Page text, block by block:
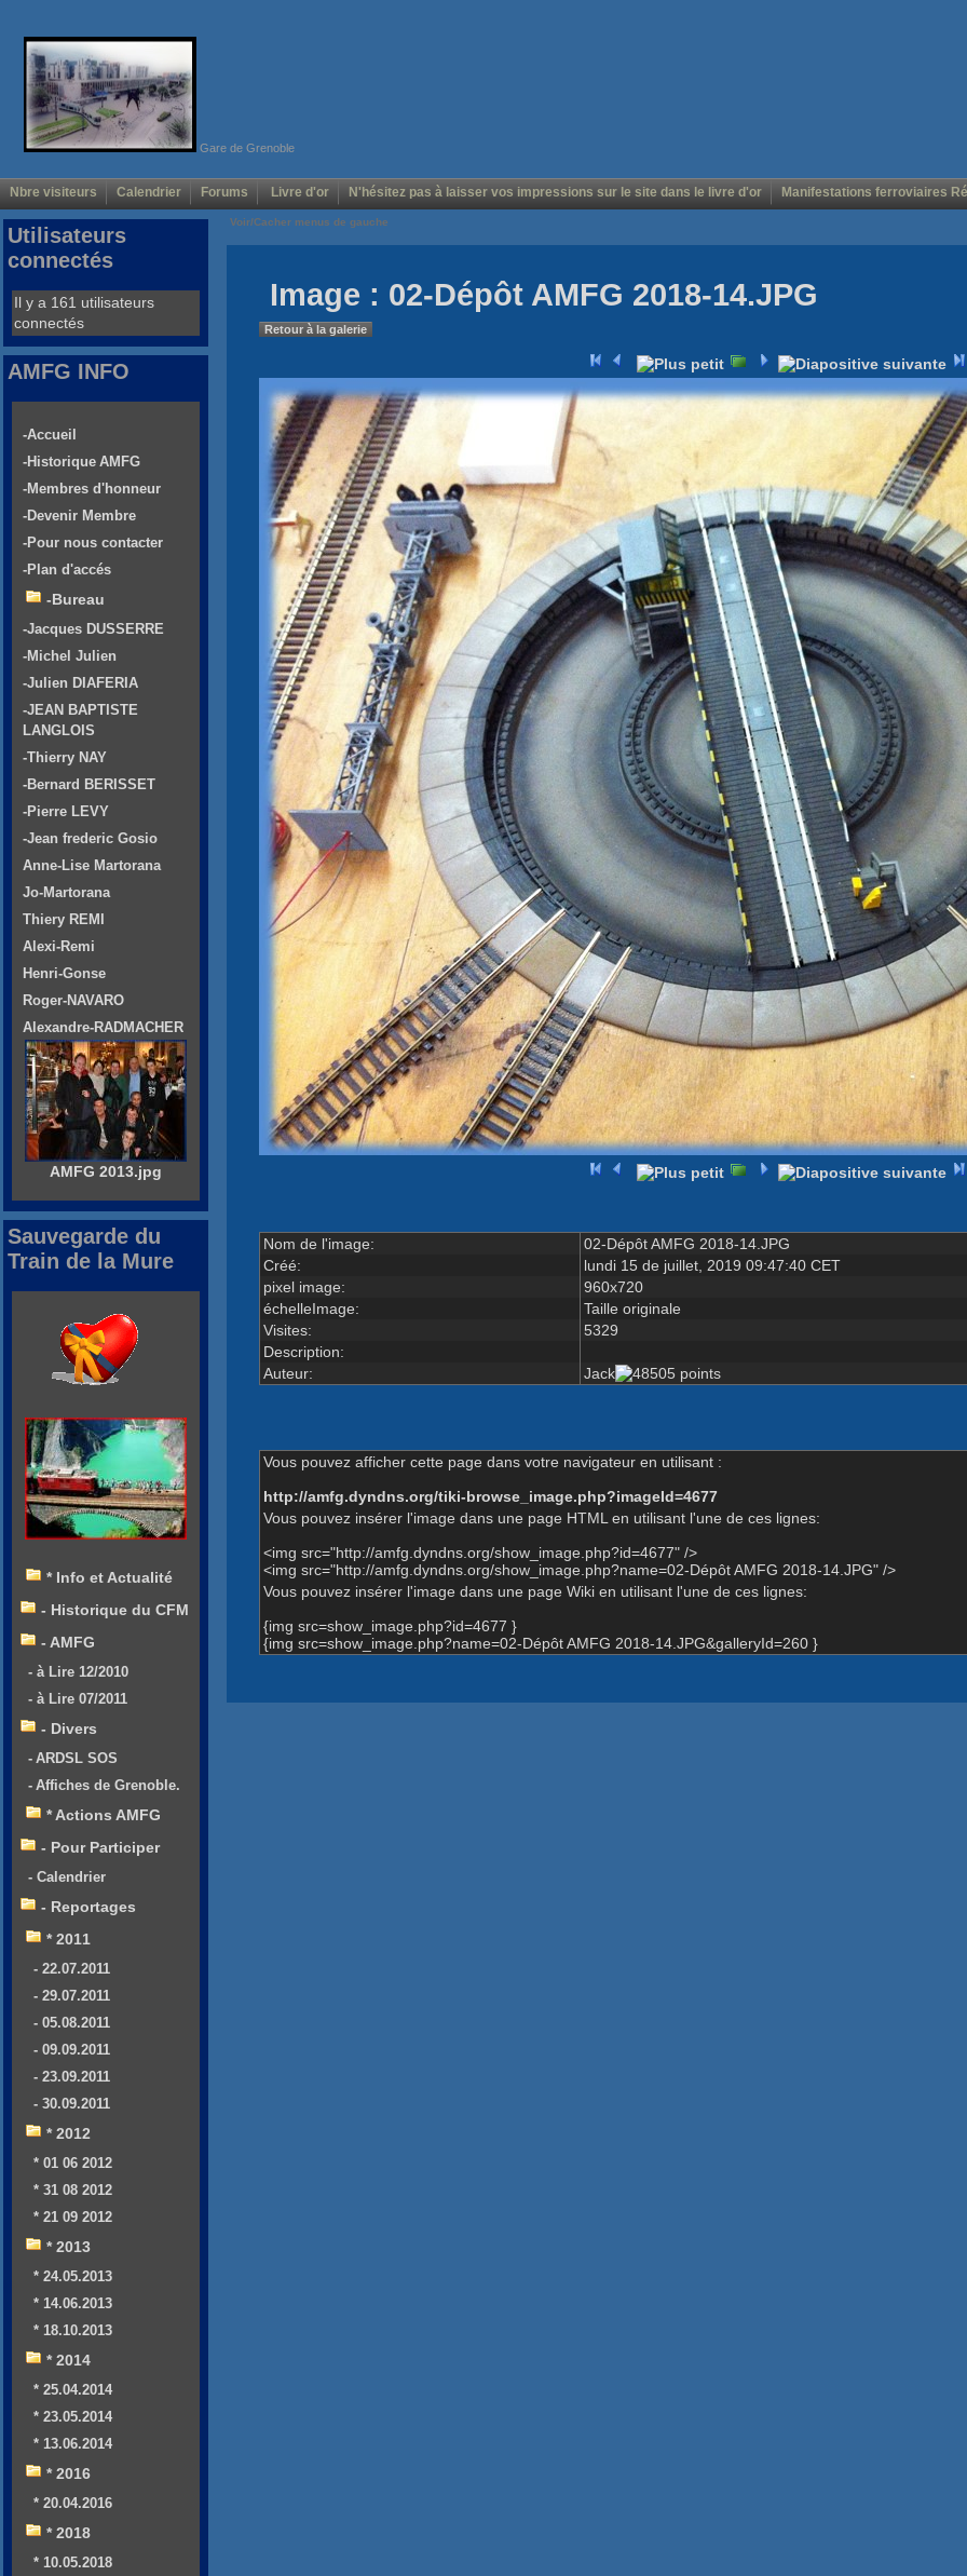
Gare de Grenoble
Nbre visiteurs Calendrier Forums Livre d'or N'hésitez pas à laisser vos impressions sur le site dans le livre d'or Manifestations ferroviaires
Voir/Cacher menus de gauche
Image : 02-Dépôt AMFG 2018-14.JPG
Retour à la galerie
Nom de l'image:
02-Dépôt AMFG 2018-14.JPG
Créé:
lundi 15 de juillet, 2019 09:47:40 CET
pixel image:
960x720
échelleImage:
Taille originale
Visites:
5329
Description:
Auteur:
Jack
Vous pouvez afficher cette page dans votre navigateur en utilisant :
http://amfg.dyndns.org/tiki-browse_image.php?imageId=4677
Vous pouvez insérer l'image dans une page HTML en utilisant l'une de ces lignes:
<img src="http://amfg.dyndns.org/show_image.php?id=4677" />
<img src="http://amfg.dyndns.org/show_image.php?name=02-Dépôt AMFG 2018-14.JPG" />
Vous pouvez insérer l'image dans une page Wiki en utilisant l'une de ces lignes:
{img src=show_image.php?id=4677 }
{img src=show_image.php?name=02-Dépôt AMFG 2018-14.JPG&galleryId=260 }
Utilisateurs
connectés
Il y a 161 utilisateurs
connectés
AMFG INFO
-Accueil
-Historique AMFG
-Membres d'honneur
-Devenir Membre
-Pour nous contacter
-Plan d'accés
-Bureau
-Jacques DUSSERRE
-Michel Julien
-Julien DIAFERIA
-JEAN BAPTISTE
LANGLOIS
-Thierry NAY
-Bernard BERISSET
-Pierre LEVY
-Jean frederic Gosio
Anne-Lise Martorana
Jo-Martorana
Thiery REMI
Alexi-Remi
Henri-Gonse
Roger-NAVARO
Alexandre-RADMACHER
AMFG 2013.jpg
Sauvegarde du
Train de la Mure
* Info et Actualité
- Historique du CFM
- AMFG
- à Lire 12/2010
- à Lire 07/2011
- Divers
- ARDSL SOS
- Affiches de Grenoble.
* Actions AMFG
- Pour Participer
- Calendrier
- Reportages
* 2011
- 22.07.2011
- 29.07.2011
- 05.08.2011
- 09.09.2011
- 23.09.2011
- 30.09.2011
* 2012
* 01 06 2012
* 31 08 2012
* 21 09 2012
* 2013
* 24.05.2013
* 14.06.2013
* 18.10.2013
* 2014
* 25.04.2014
* 23.05.2014
* 13.06.2014
* 2016
* 20.04.2016
* 2018
* 10.05.2018